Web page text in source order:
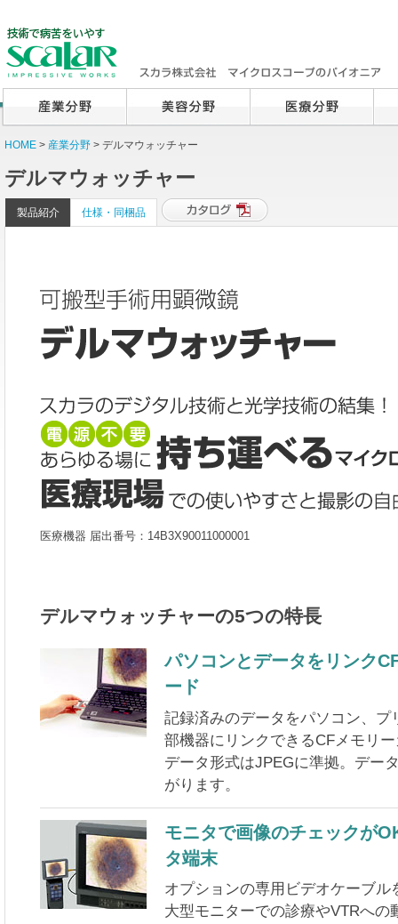
HOME > 産業分野 > デルマウォッチャー
デルマウォッチャー
医療機器 届出番号：14B3X90011000001
デルマウォッチャーの5つの特長
パソコンとデータをリンク
ード
記録済みのデータをパソコン、プ
部機器にリンクできるCFメモリ
データ形式はJPEGに準拠。デー
がります。
モニタで画像のチェックが
タ端末
オプションの専用ビデオケーブル
大型モニターでの診療やVTRへの
製品紹介 仕様・同梱品